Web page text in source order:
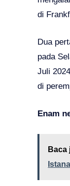
di
Dua
pada
Juli
di
Enam
Baca
Istana